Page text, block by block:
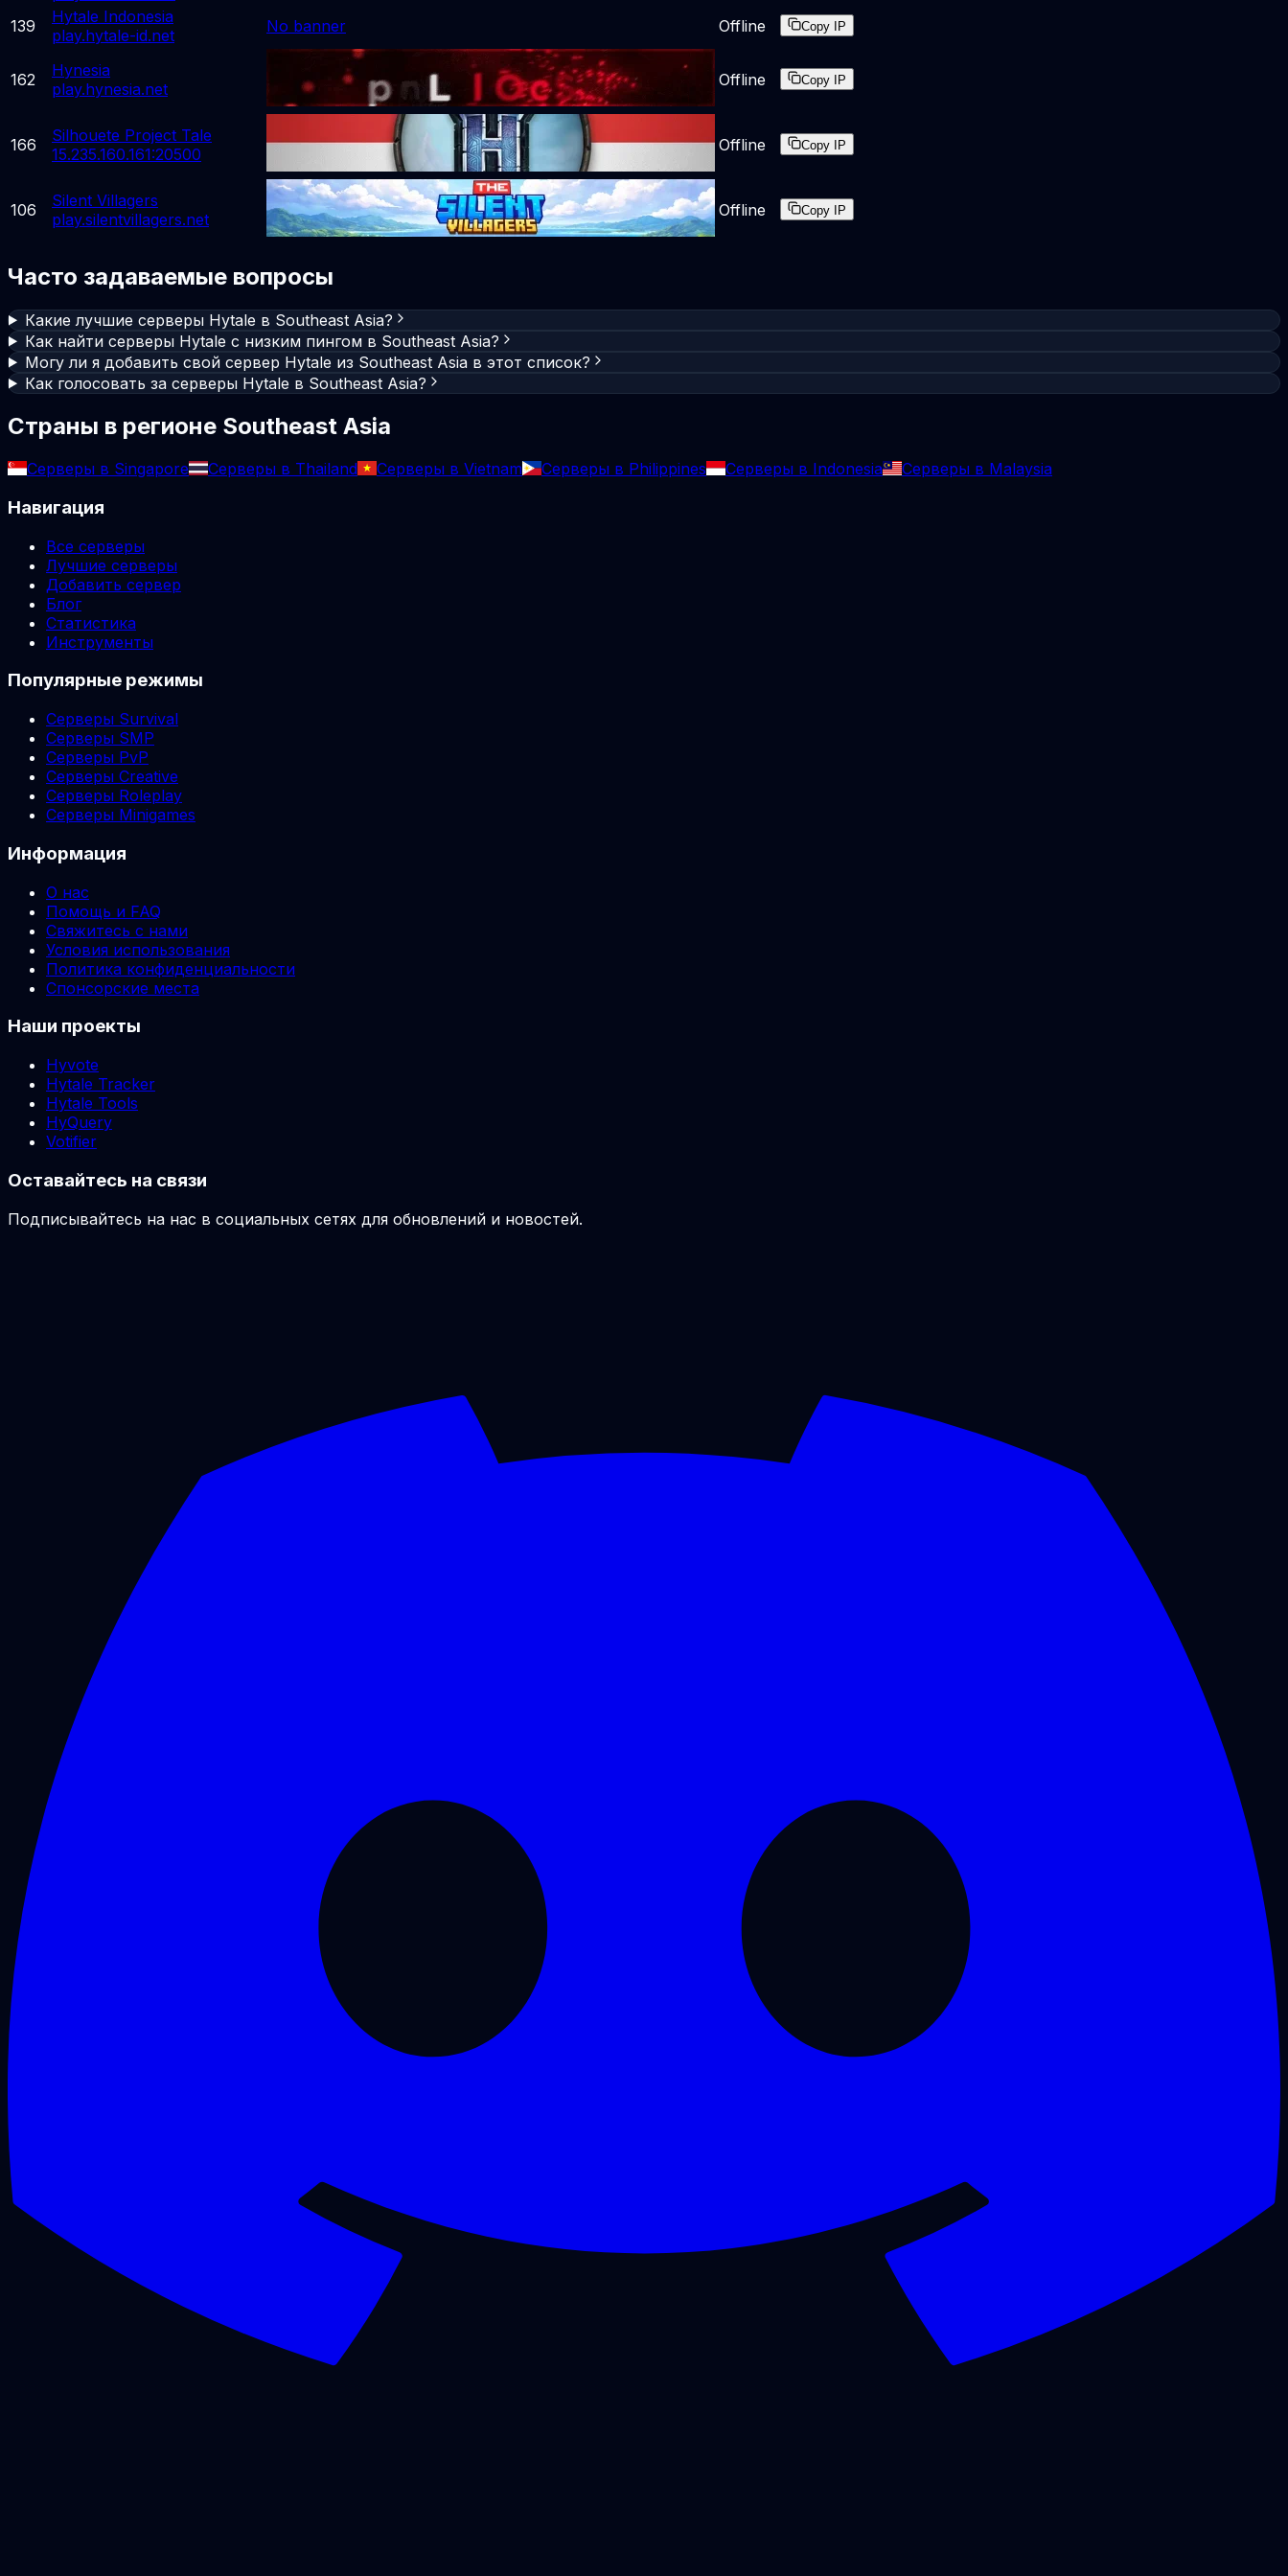
139
Hytale Indonesia
play.hytale-id.net
No banner Offline Copy IP
162
Hynesia
play.hynesia.net
Offline Copy IP
166
Silhouete Project Tale
15.235.160.161:20500
Offline Copy IP
106
Silent Villagers
play.silentvillagers.net
Offline Copy IP
Часто задаваемые вопросы
Какие лучшие серверы Hytale в Southeast Asia?
Как найти серверы Hytale с низким пингом в Southeast Asia?
Могу ли я добавить свой сервер Hytale из Southeast Asia в этот список?
Как голосовать за серверы Hytale в Southeast Asia?
Страны в регионе Southeast Asia
Серверы в Singapore Серверы в Thailand Серверы в Vietnam Серверы в Philippines Серверы в Indonesia Серверы в Malaysia
Навигация
Все серверы
Лучшие серверы
Добавить сервер
Блог
Статистика
Инструменты
Популярные режимы
Серверы Survival
Серверы SMP
Серверы PvP
Серверы Creative
Серверы Roleplay
Серверы Minigames
Информация
О нас
Помощь и FAQ
Свяжитесь с нами
Условия использования
Политика конфиденциальности
Спонсорские места
Наши проекты
Hyvote
Hytale Tracker
Hytale Tools
HyQuery
Votifier
Оставайтесь на связи
Подписывайтесь на нас в социальных сетях для обновлений и новостей.